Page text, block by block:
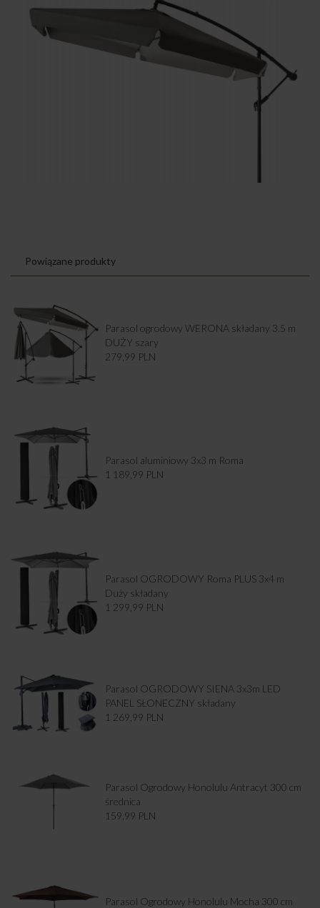
Powiązane produkty
Parasol ogrodowy WERONA składany 3.5 m
DUŻY szary
279,99 PLN
Parasol aluminiowy 3x3 m Roma
1 189,99 PLN
Parasol OGRODOWY Roma PLUS 3x4 m
Duży składany
1 299,99 PLN
Parasol OGRODOWY SIENA 3x3m LED
PANEL SŁONECZNY składany
1 269,99 PLN
Parasol Ogrodowy Honolulu Antracyt 300 cm
średnica
159,99 PLN
Parasol Ogrodowy Honolulu Mocha 300 cm